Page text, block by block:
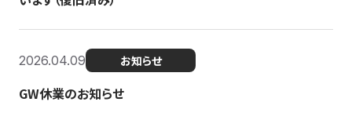
2026.04.09 お知らせ
GW休業のお知らせ